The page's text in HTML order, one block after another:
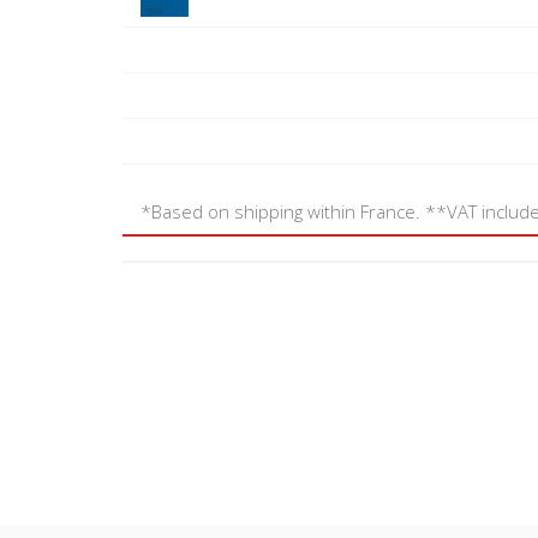
*Based on shipping within France. **VAT